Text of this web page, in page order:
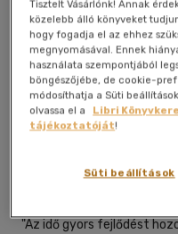
Kívánságlistához adom
Hermit Könyvkiadó Bt.|
"Az idő gyors fejlődést
Tisztelt Vásárlónk! Annak
közelebb álló könyveket
hogy fogadja el az ehhez
megnyomásával. Ennek
használata szempontjából
böngészőjébe, de cookie-
módosíthatja a Süti
olvassa el a
Libri
tájékoztatóját!
Süti beállítások